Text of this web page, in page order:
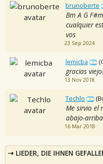
brunoberte
Bm A G
cualquier
vos
23 Sep 2024
lemicba
gracias
13 Nov 2018
Techlo
Me sirvio el
abajo-
16 Mar 2018
LIEDER, DIE IHNEN